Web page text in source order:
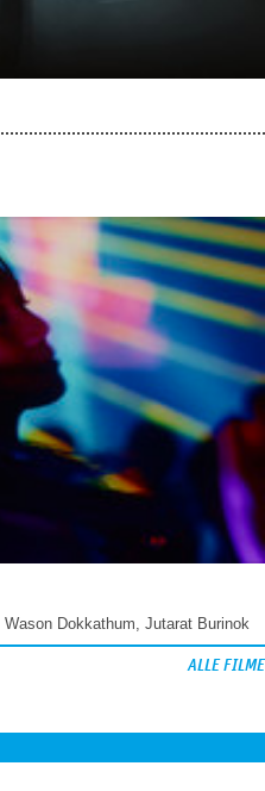
Wason Dokkathum, Jutarat Burinok
ALLE FILME